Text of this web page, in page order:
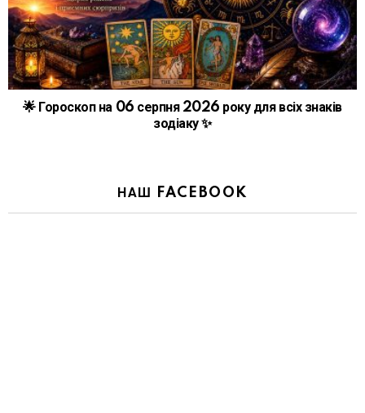
🌟 Гороскоп на 06 серпня 2026 року для всіх знаків
зодіаку ✨
НАШ FACEBOOK